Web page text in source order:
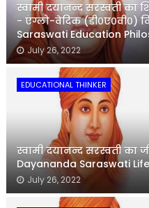
स्वामी दयानन्द सरस्वती का
- एंग्लो-वेदिक (डी०ए०वी०)
Saraswati Education
July 26, 2022
EDUCATIONAL THINKER
स्वामी दयानन्द सरस्वती का
Dayananda Saraswati
July 26, 2022